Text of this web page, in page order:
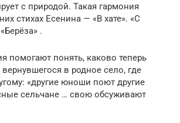
с природой. Такая гармония
стихах Есенина — «В хате». «С
.
помогают понять, каково теперь
вернувшегося в родное село, где
«другие юноши поют другие
сельчане … свою обсуживают